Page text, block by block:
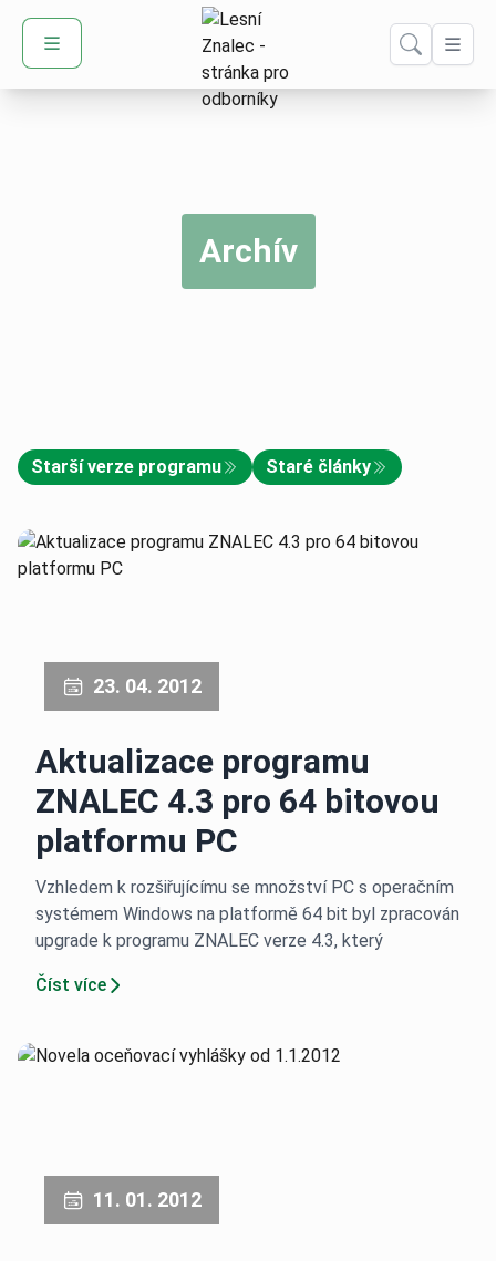
Domů – Lesní Znalec
Archív
Starší verze programu Staré články
23. 04. 2012
Aktualizace programu
ZNALEC 4.3 pro 64 bitovou
platformu PC
Vzhledem k rozšiřujícímu se množství PC s operačním
systémem Windows na platformě 64 bit byl zpracován
upgrade k programu ZNALEC verze 4.3, který
Číst více
11. 01. 2012